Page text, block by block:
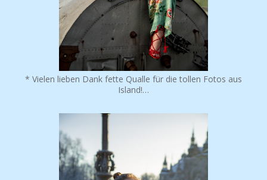
* Vielen lieben Dank fette Qualle für die tollen Fotos aus
Island!…